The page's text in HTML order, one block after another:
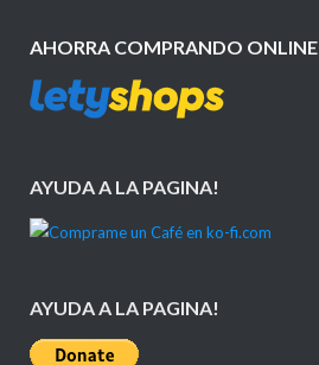
AHORRA COMPRANDO ONLINE
AYUDA A LA PAGINA!
AYUDA A LA PAGINA!